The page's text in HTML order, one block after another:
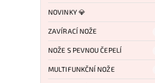
NOVINKY 💎
ZAVÍRACÍ NOŽE
NOŽE S PEVNOU ČEPELÍ
MULTIFUNKČNÍ NOŽE